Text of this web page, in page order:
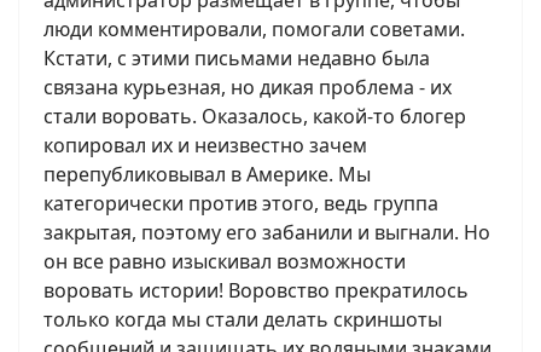
люди комментировали, помогали советами.
Кстати, с этими письмами недавно была
связана курьезная, но дикая проблема - их
стали воровать. Оказалось, какой-то блогер
копировал их и неизвестно зачем
перепубликовывал в Америке. Мы
категорически против этого, ведь группа
закрытая, поэтому его забанили и выгнали. Но
он все равно изыскивал возможности
воровать истории! Воровство прекратилось
только когда мы стали делать скриншоты